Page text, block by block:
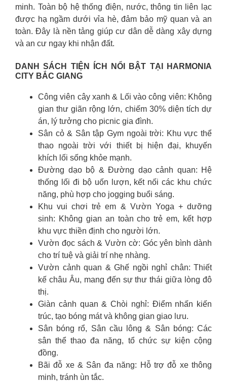
minh. Toàn bộ hệ thống điện, nước, thông tin liên lạc
được hạ ngầm dưới vỉa hè, đảm bảo mỹ quan và an
toàn. Đây là nền tảng giúp cư dân dễ dàng xây dựng
và an cư ngay khi nhận đất.
DANH SÁCH TIỆN ÍCH NỔI BẬT TẠI HARMONIA
CITY BẮC GIANG
Công viên cây xanh & Lối vào công viên: Không
gian thư giãn rộng lớn, chiếm 30% diện tích dự
án, lý tưởng cho picnic gia đình.
Sân cỏ & Sân tập Gym ngoài trời: Khu vực thể
thao ngoài trời với thiết bị hiện đại, khuyến
khích lối sống khỏe mạnh.
Đường dạo bộ & Đường dạo cảnh quan: Hệ
thống lối đi bộ uốn lượn, kết nối các khu chức
năng, phù hợp cho jogging buổi sáng.
Khu vui chơi trẻ em & Vườn Yoga + dưỡng
sinh: Không gian an toàn cho trẻ em, kết hợp
khu vực thiền định cho người lớn.
Vườn đọc sách & Vườn cờ: Góc yên bình dành
cho trí tuệ và giải trí nhẹ nhàng.
Vườn cảnh quan & Ghế ngồi nghỉ chân: Thiết
kế châu Âu, mang đến sự thư thái giữa lòng đô
thị.
Giàn cảnh quan & Chòi nghỉ: Điểm nhấn kiến
trúc, tạo bóng mát và không gian giao lưu.
Sân bóng rổ, Sân cầu lông & Sân bóng: Các
sân thể thao đa năng, tổ chức sự kiện cộng
đồng.
Bãi đỗ xe & Sân đa năng: Hỗ trợ đỗ xe thông
minh, tránh ùn tắc.